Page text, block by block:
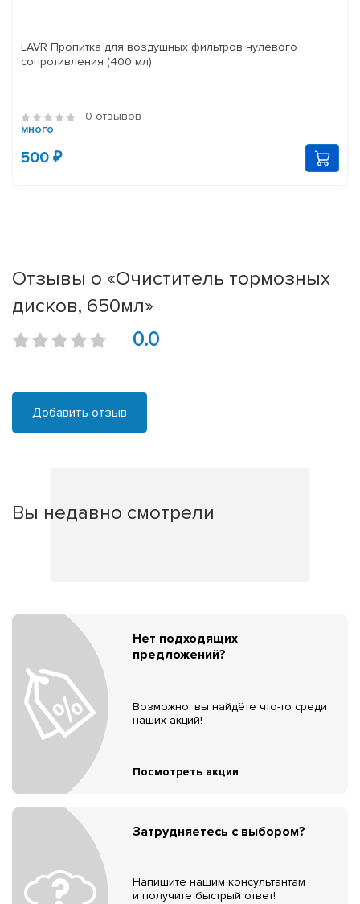
LAVR Пропитка для воздушных фильтров нулевого
сопротивления (400 мл)
0 отзывов
много
500 ₽
Отзывы о «Очиститель тормозных
дисков, 650мл»
0.0
Добавить отзыв
Вы недавно смотрели
Нет подходящих
предложений?
Возможно, вы найдёте что-то среди
наших акций!
Посмотреть акции
Затрудняетесь с выбором?
Напишите нашим консультантам
и получите быстрый ответ!